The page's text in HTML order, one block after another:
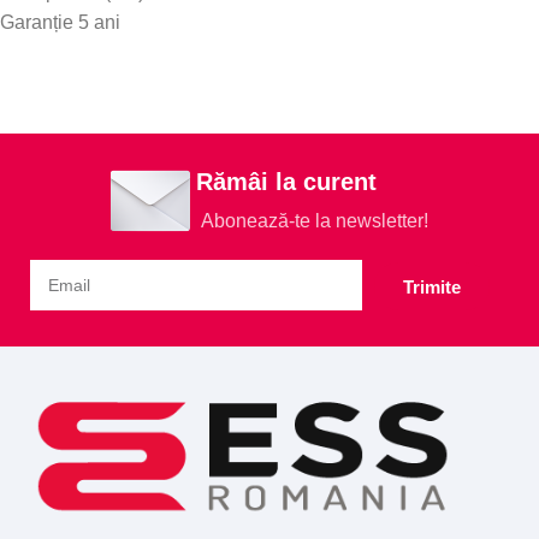
Garanție 5 ani
Rămâi la curent
Abonează-te la newsletter!
Trimite